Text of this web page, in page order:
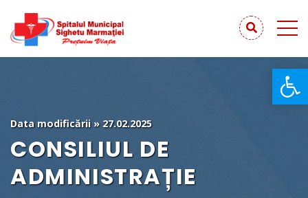
Data modificării » 27.02.2025
CONSILIUL DE
ADMINISTRAȚIE